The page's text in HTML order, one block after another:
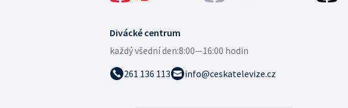
Divácké centrum
každý všední den:8:00—16:00 hodin
261 136 113
info@ceskatelevize.cz